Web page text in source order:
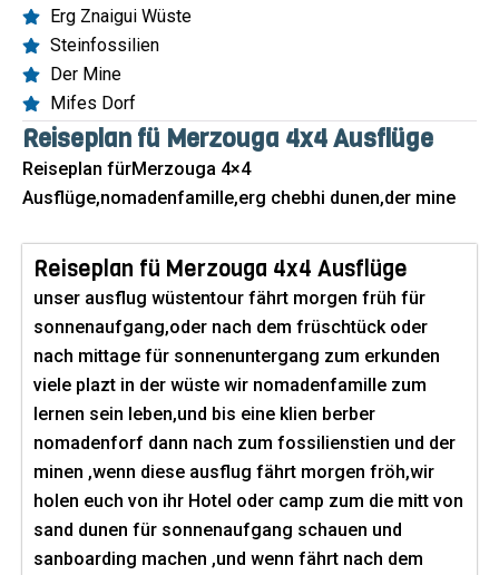
Erg Znaigui Wüste
Steinfossilien
Der Mine
Mifes Dorf
Reiseplan fü Merzouga 4x4 Ausflüge
Reiseplan fürMerzouga 4×4
Ausflüge,nomadenfamille,erg chebhi dunen,der mine
Reiseplan fü Merzouga 4x4 Ausflüge
unser ausflug wüstentour fährt morgen früh für
sonnenaufgang,oder nach dem früschtück oder
nach mittage für sonnenuntergang zum erkunden
viele plazt in der wüste wir nomadenfamille zum
lernen sein leben,und bis eine klien berber
nomadenforf dann nach zum fossilienstien und der
minen ,wenn diese ausflug fährt morgen fröh,wir
holen euch von ihr Hotel oder camp zum die mitt von
sand dunen für sonnenaufgang schauen und
sanboarding machen ,und wenn fährt nach dem